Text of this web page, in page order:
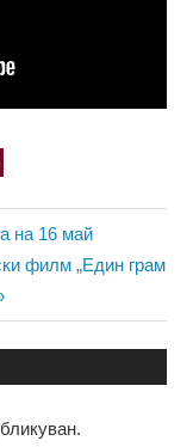
на 16 май
филм „Един грам